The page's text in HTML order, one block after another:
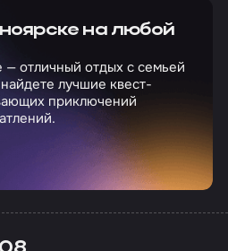
на любой
— отличный отдых с семьей
лучшие квест-
приключений